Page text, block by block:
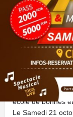
Description
La musique
Artiste éclectique
époques et fait
véritable étoile de
Multi
école de bonnes
Le Samedi 21